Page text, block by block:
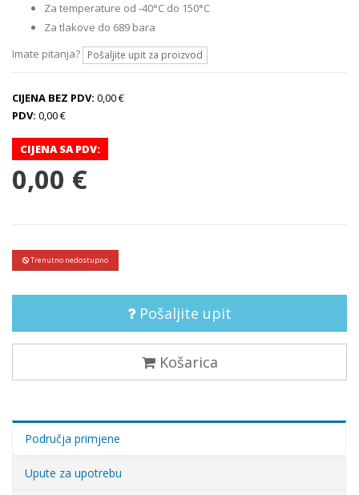
Za temperature od -40°C do 150°C
Za tlakove do 689 bara
Imate pitanja? Pošaljite upit za proizvod
CIJENA BEZ PDV: 0,00 €
PDV: 0,00 €
CIJENA SA PDV:
0,00 €
Trenutno nedostupno
Pošaljite upit
Košarica
Područja primjene
Upute za upotrebu